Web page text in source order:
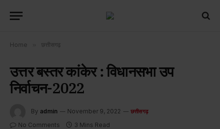
Home छत्तीसगढ़
उत्तर बस्तर कांकेर : विधानसभा उप
निर्वाचन-2022
By admin November 9, 2022 छत्तीसगढ़
No Comments 3 Mins Read